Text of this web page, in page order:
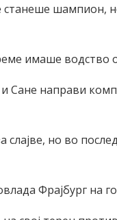
шампион,
имаше водство
Сане направи
но во
Фрајбург на